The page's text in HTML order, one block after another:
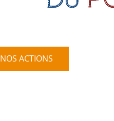
NOS ACTIONS